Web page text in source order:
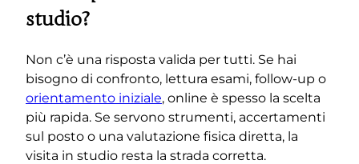
studio?
Non c’è una risposta valida per tutti. Se hai
bisogno di confronto, lettura esami, follow-up o
orientamento iniziale, online è spesso la scelta
più rapida. Se servono strumenti, accertamenti
sul posto o una valutazione fisica diretta, la
visita in studio resta la strada corretta.